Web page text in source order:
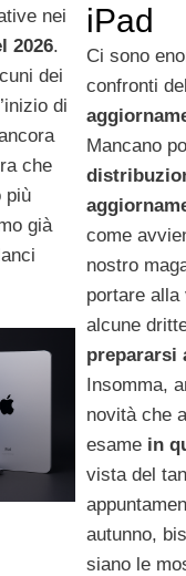
nei
2026.
dei
di
che
più
già
iPad
Ci sono
confronti
Mancano
come
nostro
portare
alcune
prepararsi
Insomma,
novità che
esame in
vista del
autunno,
siano le